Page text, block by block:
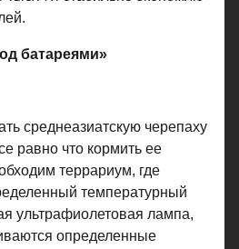
батареями»
среднеазиатскую черепаху
равно что кормить ее
террариум, где
температурный
ультрафиолетовая лампа,
определенные